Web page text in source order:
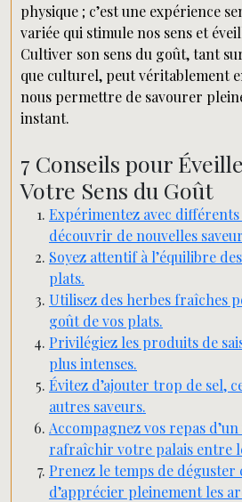
physique ; c’est une expérience
variée qui stimule nos sens et
Cultiver son sens du goût, tant
que culturel, peut véritablement
nous permettre de savourer
instant.
7 Conseils pour
Votre Sens du Goût
Expérimentez avec
découvrir de nouvelles
Soyez attentif à l’équilibre
plats.
Utilisez des herbes fraîches
goût de vos plats.
Privilégiez les produits de
plus intenses.
Évitez d’ajouter trop de sel,
autres saveurs.
Accompagnez vos repas
rafraîchir votre palais entre
Prenez le temps de déguster
d’apprécier pleinement les